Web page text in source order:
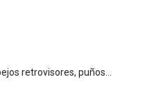
retrovisores, puños...